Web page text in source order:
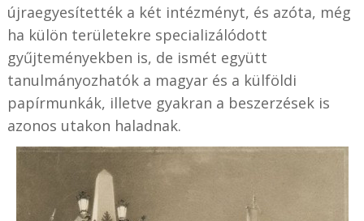
újraegyesítették a két intézményt, és azóta, még
ha külön területekre specializálódott
gyűjteményekben is, de ismét együtt
tanulmányozhatók a magyar és a külföldi
papírmunkák, illetve gyakran a beszerzések is
azonos utakon haladnak.